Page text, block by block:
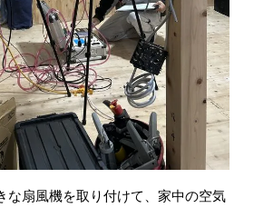
な扇風機を取り付けて、家中の空気